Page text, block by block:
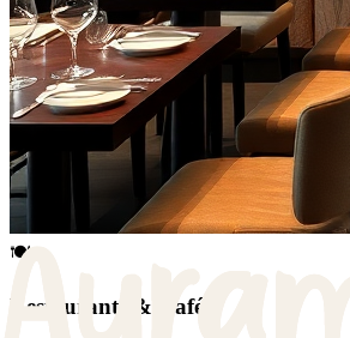
🍽️
Restaurants & Cafés